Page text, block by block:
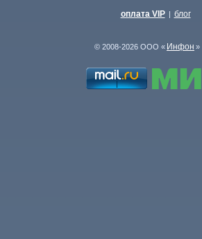
оплата VIP | блог
© 2008-2026 ООО « Инфон »